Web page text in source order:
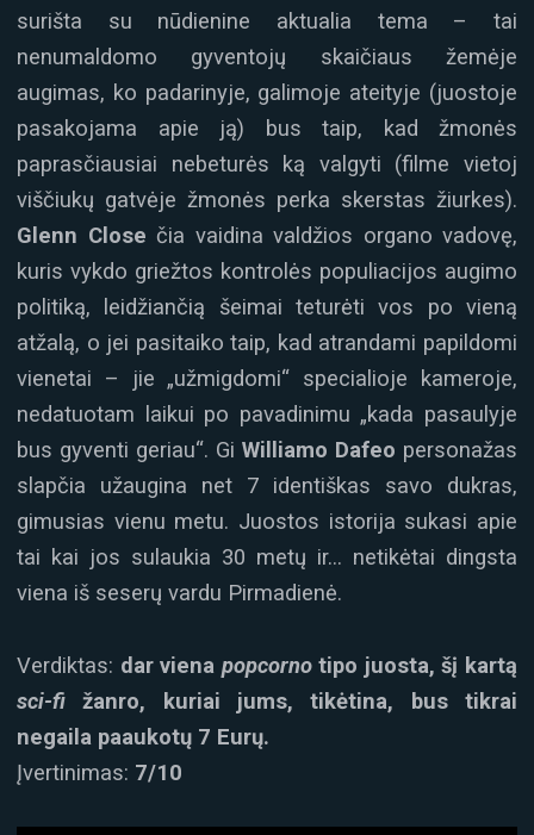
surišta su nūdienine aktualia tema – tai
nenumaldomo gyventojų skaičiaus žemėje
augimas, ko padarinyje, galimoje ateityje (juostoje
pasakojama apie ją) bus taip, kad žmonės
paprasčiausiai nebeturės ką valgyti (filme vietoj
viščiukų gatvėje žmonės perka skerstas žiurkes).
Glenn Close čia vaidina valdžios organo vadovę,
kuris vykdo griežtos kontrolės populiacijos augimo
politiką, leidžiančią šeimai teturėti vos po vieną
atžalą, o jei pasitaiko taip, kad atrandami papildomi
vienetai – jie „užmigdomi“ specialioje kameroje,
nedatuotam laikui po pavadinimu „kada pasaulyje
bus gyventi geriau“. Gi Williamo Dafeo personažas
slapčia užaugina net 7 identiškas savo dukras,
gimusias vienu metu. Juostos istorija sukasi apie
tai kai jos sulaukia 30 metų ir… netikėtai dingsta
viena iš seserų vardu Pirmadienė.
Verdiktas: dar viena popcornotipo juosta, šį kartą
sci-fi žanro, kuriai jums, tikėtina, bus tikrai
negaila paaukotų 7 Eurų.
Įvertinimas: 7/10